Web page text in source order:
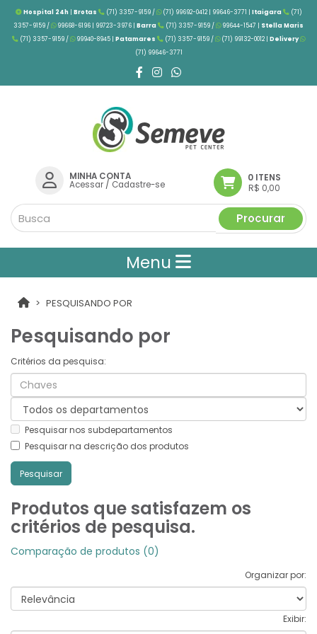
Hospital 24h| Brotas (71) 3357-9159 / (71) 99692-0412 | 99646-3771 | Itaigara
(71)
3357-9159 /
99668-6196 | 99723-3976 | Barra (71) 3357-9159 / 99644-1547 | Stella Maris
(71) 3357-9159 /
99940-8945 | Patamares (71) 3357-9159 / (71) 99132-0012 | Delivery
(71) 99646-3771
MINHA CONTA
Acessar/ Cadastre-se
0 ITENS
R$ 0,00
Procurar
Menu
PESQUISANDO POR
Pesquisando por
Critérios da pesquisa:
Pesquisar nos subdepartamentos
Pesquisar na descrição dos produtos
Produtos que satisfazem os
critérios de pesquisa.
Comparação de produtos (0)
Organizar por:
Exibir: